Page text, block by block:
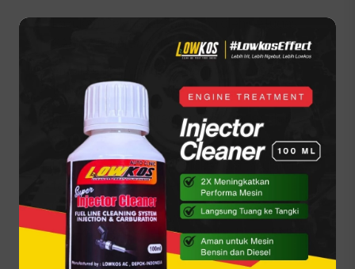
Lakukan Cek Fisik kendaraan oleh petugas
SAMSAT di area yang disediakan.
tahunan.
Menuju loket progresif untuk pengecekan
status kendaraan.
Daftarkan kendaraan di loket daftar ulang 5
tahun dengan menyerahkan berkas dan hasil
cek fisik.
Lakukan pembayaran pajak dan biaya PNBP
pelat nomor di kasir.